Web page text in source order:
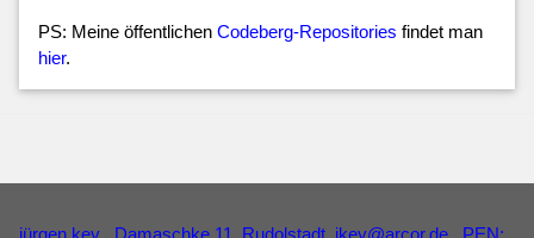
PS: Meine öffentlichen Codeberg-Repositories findet man
hier.